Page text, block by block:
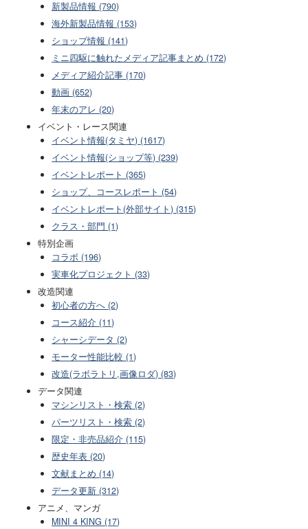
新製品情報 (790)
海外新製品情報 (153)
ショップ情報 (141)
ミニ四駆に触れたメディア記事まとめ (172)
メディア紹介記事 (170)
動画 (652)
年末のアレ (20)
イベント・レース関連
イベント情報(タミヤ) (1617)
イベント情報(ショップ等) (239)
イベントレポート (365)
ショップ、コースレポート (54)
イベントレポート(外部サイト) (315)
クラス・部門 (1)
特別企画
コラボ (196)
実車化プロジェクト (33)
改造関連
初心者の方へ (2)
コース紹介 (11)
シャーシデータ (2)
モーター性能比較 (1)
改造(ラボラトリ,画像ロダ) (83)
データ関連
マシンリスト・検索 (2)
パーツリスト・検索 (2)
限定・非売品紹介 (115)
歴史年表 (20)
文献まとめ (14)
データ更新 (312)
アニメ、マンガ
MINI 4 KING (17)